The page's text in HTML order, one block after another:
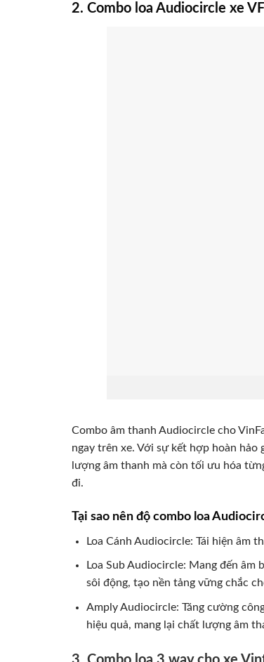
2. Combo loa Audiocircle xe
Combo âm thanh Audiocircle cho
ngay trên xe. Với sự kết hợp hoàn hảo
lượng âm thanh mà còn tối ưu hóa
đi.
Tại sao nên độ combo loa
Loa Cánh Audiocircle: Tái hiện âm
Loa Sub Audiocircle: Mang đến
sôi động, tạo nền tảng vững chắc
Amply Audiocircle: Tăng cường
hiệu quả, mang lại chất lượng âm